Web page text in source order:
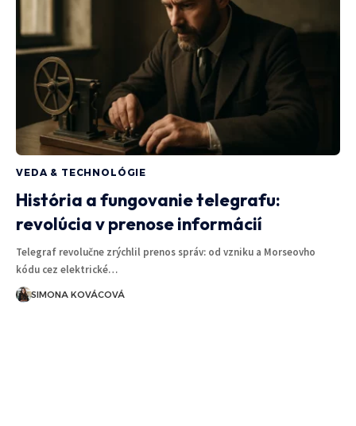
VEDA & TECHNOLÓGIE
História a fungovanie telegrafu:
revolúcia v prenose informácií
Telegraf revolučne zrýchlil prenos správ: od vzniku a Morseovho
kódu cez elektrické…
SIMONA KOVÁCOVÁ